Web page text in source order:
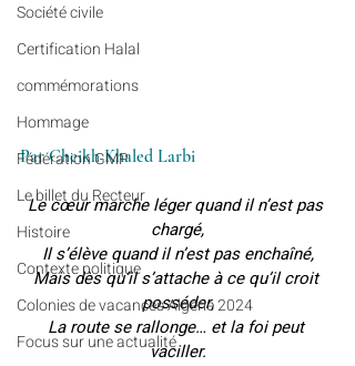
Société civile
Certification Halal
commémorations
Hommage
Fédération GMP
Le billet du Recteur
Histoire
Contexte politique
Colonies de vacances Algérie 2024
​​Focus sur une actualité
Par Cheikh Khaled Larbi
Le cœur marche léger quand il n’est pas
chargé,
Il s’élève quand il n’est pas enchaîné,
Mais dès qu’il s’attache à ce qu’il croit
posséder,
La route se rallonge… et la foi peut
vaciller.